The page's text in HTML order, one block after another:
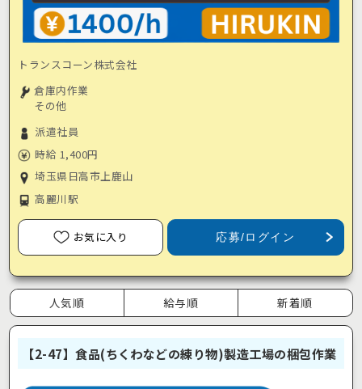
トランスコーン株式会社
倉庫内作業
その他
派遣社員
時給 1,400円
埼玉県日高市上鹿山
高麗川駅
お気に入り 応募/ログイン
人気順 給与順 新着順
【2-47】食品(ちくわなどの練り物)製造工場の梱包作業